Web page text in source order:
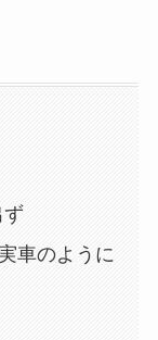
ず
車のように